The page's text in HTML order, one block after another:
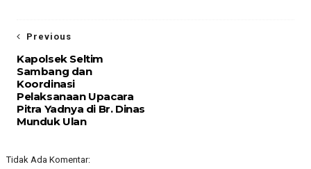
Previous
Kapolsek Seltim
Sambang dan
Koordinasi
Pelaksanaan Upacara
Pitra Yadnya di Br. Dinas
Munduk Ulan
Tidak Ada Komentar: